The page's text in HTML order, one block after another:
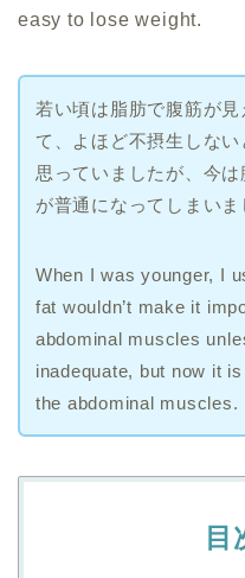
easy to lose weight.
若い頃は脂肪で腹筋が
て、よほど不摂生しない
思っていましたが、今
が普通になってしまい
When I was younger, I
fat wouldn’t make it
abdominal muscles
inadequate, but now it
the abdominal muscles.
目